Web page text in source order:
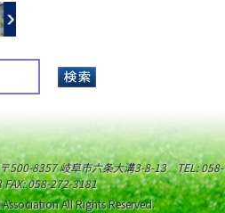
500-8357 岐阜市六条大溝3-8-13 TEL: 058-
058-272-3181
All Rights Reserved.